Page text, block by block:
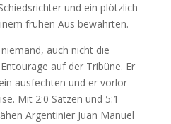
und ein plötzlich
frühen Aus bewahrten.
auch nicht die
auf der Tribüne. Er
ausfechten und er vorlor
Mit 2:0 Sätzen und 5:1
Argentinier Juan Manuel